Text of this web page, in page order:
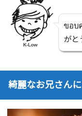
K-Low
ขอบ
がと
綺麗なお兄さん